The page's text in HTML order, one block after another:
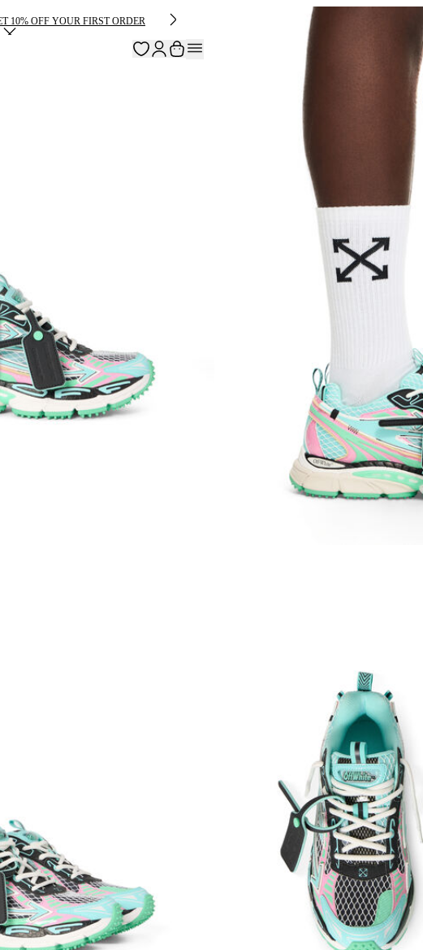
10% OFF YOUR FIRST ORDER